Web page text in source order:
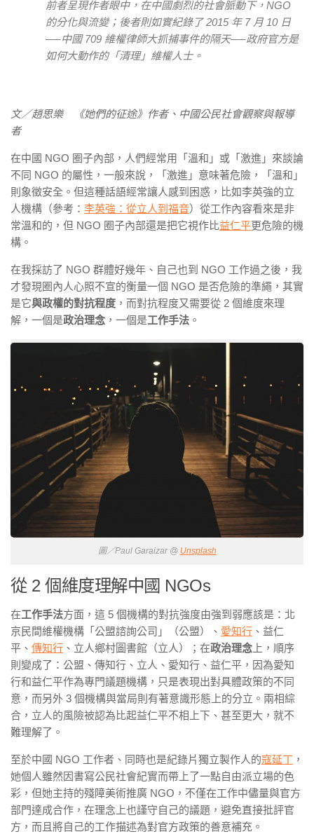
前者呈現作者眼中，在中國劇烈的社會脈動下，NGO
的分化與流變；後者則如實紀錄了 2015 年 7 月 10 日
──中國 709 維權律師大抓捕事件的隔天──政府官方是
如何大動作的「清理」維權人士。
文／趙思樂 《她們的征途》作者、中國公民社會觀察與報導
者
在中國 NGO 圈子內部，人們經常用「溫和」或「激進」來談論
不同 NGO 的屬性，一般來說，「激進」意味著危險，「溫和」
則象徵安全。但這種話語經常讓人感到困惑，比如李英強的立
人機構（參考： 李英強：從立人到福音）從工作內容看來是非
常溫和的，但 NGO 圈子內部還是把它視作比益仁平更危險的機
構。
在我採訪了 NGO 群體好幾年、自己也到 NGO 工作過之後，我
才發現圈內人心照不宣的衡量一個 NGO 是否危險的準繩，其實
是它與政權的對抗程度 ，而對抗程度又需要從 2 個維度來理
解，一個是政治理念 ，一個是工作手法 。
圖／Paul Garaizar @ Unsplash
從 2 個維度理解中國 NGOs
在工作手法方面，這 5 個機構的對抗強度由強到弱應該是：北
京民間維權機構「公盟諮詢公司」（公盟）、 愛知行 、益仁
平、 傳知行 、立人鄉村圖書館（立人）；在政治理念 上，順序
則變成了：公盟、傳知行、立人、愛知行、益仁平，因為愛知
行和益仁平作為專門議題機構，只是表現出對具體政策的不同
意，而另外 3 個機構與當局則有著意識形態上的分立。兩相綜
合，立人的風險被認為比起益仁平不相上下、甚至更大，就不
難理解了。
至於中國 NGO 工作者、同時也是紀錄片獨立製作人的寇延丁 ，
她個人雖然因書寫公民社會紀實而帶上了一點自由派立場的色
彩，但她主持的殘障美術推廣 NGO，不僅在工作中儘量與官方
部門達成合作，在理念上也謹守自己的議題，避免直接批評官
方，而且將自己的工作描述為對官方政策的善意補充。